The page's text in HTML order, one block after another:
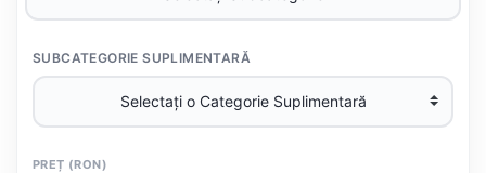
SUBCATEGORIE SUPLIMENTARĂ
PREȚ (RON)